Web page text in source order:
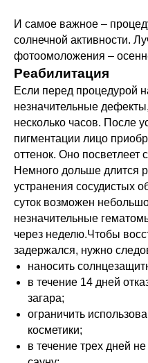
И самое важное –
солнечной активности.
фотоомоложения –
Реабилитация
Если перед процедурой
незначительные
несколько часов. После
пигментации лицо
оттенок. Оно посветлеет
Немного дольше длится
устранения сосудистых
суток возможен
незначительные
через неделю.Чтобы
задержался, нужно
наносить
в течение 14 дней
загара;
ограничить
косметики;
в течение трех дней